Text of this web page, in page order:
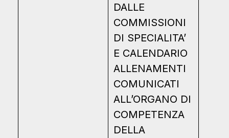
DALLE
COMMISSIONI
DI SPECIALITA’
E CALENDARIO
ALLENAMENTI
COMUNICATI
ALL’ORGANO DI
COMPETENZA
DELLA